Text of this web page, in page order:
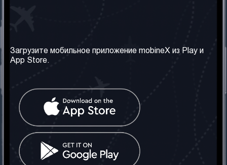
Наши сервисы
Правила и Условия
Часто задаваемые
вопросы
Контакт
Грузия: Тбилиси
Телефон: +442030340050
Социальные сети
Загрузите мобильное приложение mobineX из Play и
App Store.